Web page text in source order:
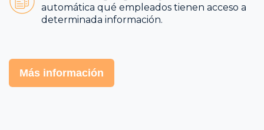
automática qué empleados tienen acceso a
determinada información.
Más información